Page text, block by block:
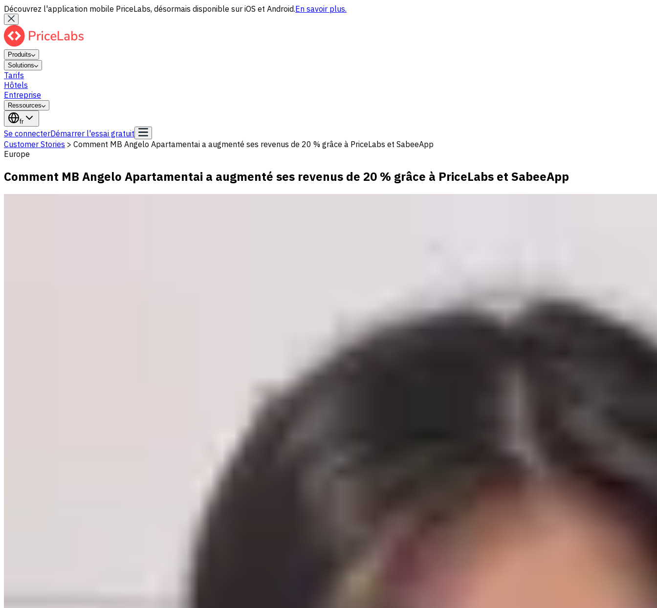
Découvrez l'application mobile PriceLabs, désormais disponible sur iOS et Android.En savoir plus.
Produits
Solutions
Tarifs
Hôtels
Entreprise
Ressources
fr
Se connecterDémarrer l'essai gratuit
Customer Stories > Comment MB Angelo Apartamentai a augmenté ses revenus de 20 % grâce à PriceLabs et SabeeApp
Europe
Comment MB Angelo Apartamentai a augmenté ses revenus de 20 % grâce à PriceLabs et SabeeApp